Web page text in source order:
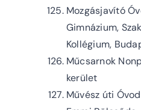
Mozgásjavító
Gimnázium,
Kollégium,
Műcsarnok
kerület
Művész úti